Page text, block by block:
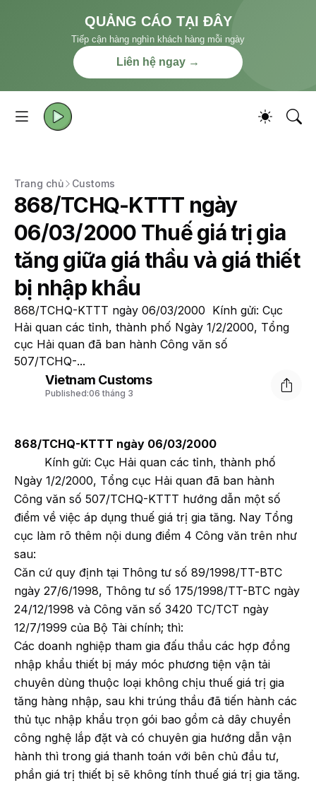
QUẢNG CÁO TẠI ĐÂY
Tiếp cận hàng nghìn khách hàng mỗi ngày
Liên hệ ngay →
Trang chủ Customs
868/TCHQ-KTTT ngày
06/03/2000 Thuế giá trị gia
tăng giữa giá thầu và giá thiết
bị nhập khẩu
868/TCHQ-KTTT ngày 06/03/2000 Kính gửi: Cục
Hải quan các tỉnh, thành phố Ngày 1/2/2000, Tổng
cục Hải quan đã ban hành Công văn số
507/TCHQ-...
Vietnam Customs
Published:06 tháng 3
868/TCHQ-KTTT ngày 06/03/2000
Kính gửi: Cục Hải quan các tỉnh, thành phố
Ngày 1/2/2000, Tổng cục Hải quan đã ban hành
Công văn số 507/TCHQ-KTTT hướng dẫn một số
điểm về việc áp dụng thuế giá trị gia tăng. Nay Tổng
cục làm rõ thêm nội dung điểm 4 Công văn trên như
sau:
Căn cứ quy định tại Thông tư số 89/1998/TT-BTC
ngày 27/6/1998, Thông tư số 175/1998/TT-BTC ngày
24/12/1998 và Công văn số 3420 TC/TCT ngày
12/7/1999 của Bộ Tài chính; thì:
Các doanh nghiệp tham gia đấu thầu các hợp đồng
nhập khẩu thiết bị máy móc phương tiện vận tải
chuyên dùng thuộc loại không chịu thuế giá trị gia
tăng hàng nhập, sau khi trúng thầu đã tiến hành các
thủ tục nhập khẩu trọn gói bao gồm cả dây chuyền
công nghệ lắp đặt và có chuyên gia hướng dẫn vận
hành thì trong giá thanh toán với bên chủ đầu tư,
phần giá trị thiết bị sẽ không tính thuế giá trị gia tăng.